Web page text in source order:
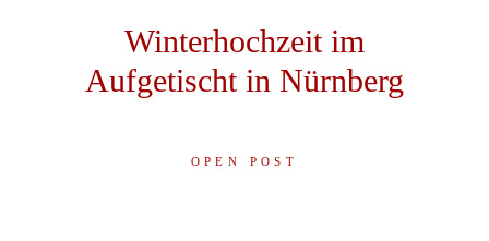
Winterhochzeit im
Aufgetischt in Nürnberg
OPEN POST